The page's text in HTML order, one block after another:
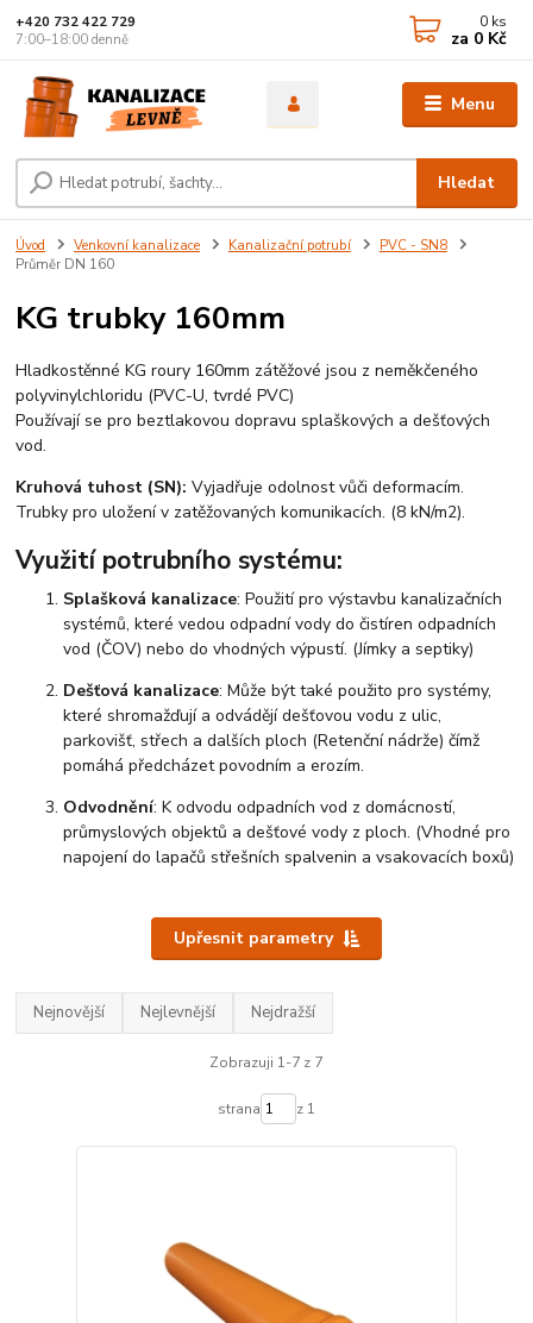
Menu
Hledat
+420 732 422 729
7:00–18:00 denně
0 ks
za 0 Kč
Úvod Venkovní kanalizace Kanalizační potrubí
PVC - SN8
Průměr DN 160
KG trubky 160mm
Hladkostěnné KG roury 160mm zátěžové jsou z neměkčeného
polyvinylchloridu (PVC-U, tvrdé PVC)
Používají se pro beztlakovou dopravu splaškových a dešťových
vod.
Kruhová tuhost (SN):Vyjadřuje odolnost vůči deformacím.
Trubky pro uložení v zatěžovaných komunikacích. (8 kN/m2).
Využití potrubního systému:
Splašková kanalizace: Použití pro výstavbu kanalizačních
systémů, které vedou odpadní vody do čistíren odpadních
vod (ČOV) nebo do vhodných výpustí. (Jímky a septiky)
Dešťová kanalizace: Může být také použito pro systémy,
které shromažďují a odvádějí dešťovou vodu z ulic,
parkovišť, střech a dalších ploch (Retenční nádrže) čímž
pomáhá předcházet povodním a erozím.
Odvodnění: K odvodu odpadních vod z domácností,
průmyslových objektů a dešťové vody z ploch. (Vhodné pro
napojení do lapačů střešních spalvenin a vsakovacích boxů)
Upřesnit parametry
Nejnovější Nejlevnější Nejdražší
Zobrazuji 1-7 z 7
strana z 1